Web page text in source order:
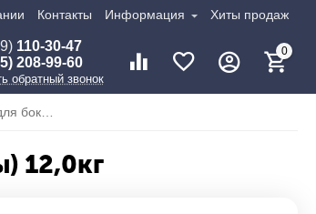
Контакты Информация Хиты продаж
110-30-47
208-99-60
обратный звонок
0
Резина шнуровая для экструдера (для боковой зоны) 12,0кг
12,0кг